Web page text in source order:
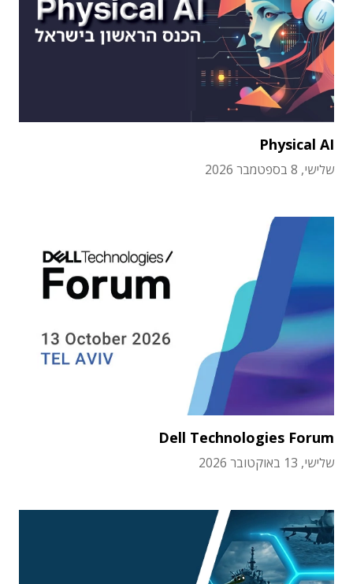
Physical AI
שלישי, 8 בספטמבר 2026
Dell Technologies Forum
שלישי, 13 באוקטובר 2026